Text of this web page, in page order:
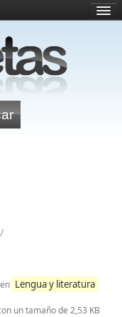
/
Lengua y literatura
un tamaño de 2,53 KB